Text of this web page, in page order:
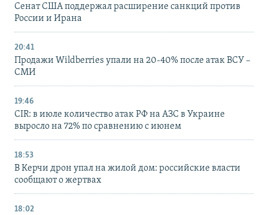
Сенат США поддержал расширение санкций против
России и Ирана
20:41
Продажи Wildberries упали на 20-40% после атак ВСУ –
СМИ
19:46
CIR: в июле количество атак РФ на АЗС в Украине
выросло на 72% по сравнению с июнем
18:53
В Керчи дрон упал на жилой дом: российские власти
сообщают о жертвах
18:02